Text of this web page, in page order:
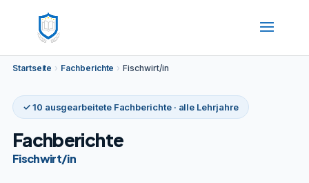
Startseite › Fachberichte › Fischwirt/in
✓ 10 ausgearbeitete Fachberichte · alle Lehrjahre
Fachberichte
Fischwirt/in